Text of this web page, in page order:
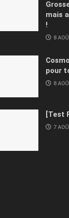
mais
!
8
pour
8
[Test
7